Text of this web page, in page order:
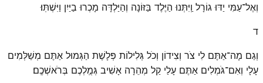
וְאֶל־עַמִּי יַדּוּ גוֹרָל וַֽיִּתְּנוּ הַיֶּלֶד בַּזּוֹנָה וְהַיַּלְדָּה מָכְרוּ בַיַּיִן וַיִּשְׁתּֽוּ׃
ד
וְגַם מָה־אַתֶּם לִי צֹר וְצִידוֹן וְכֹל גְּלִילוֹת פְּלָשֶׁת הַגְּמוּל אַתֶּם מְשַׁלְּמִים
עָלָי וְאִם־גֹּמְלִים אַתֶּם עָלַי קַל מְהֵרָה אָשִׁיב גְּמֻֽלְכֶם בְּרֹאשְׁכֶֽם׃